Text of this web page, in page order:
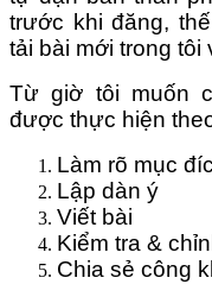
trước khi đăng,
tải bài mới trong tôi
Từ giờ tôi muốn
được thực hiện
Làm rõ mục
Lập dàn ý
Viết bài
Kiểm tra &
Chia sẻ công